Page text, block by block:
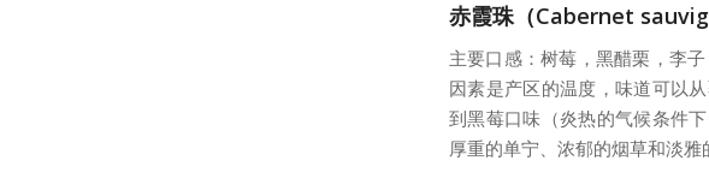
赤霞珠（Cabernet
主要口感：树莓，黑醋栗，李
因素是产区的温度，味道可以
到黑莓口味（炎热的气候条件
厚重的单宁、浓郁的烟草和淡雅